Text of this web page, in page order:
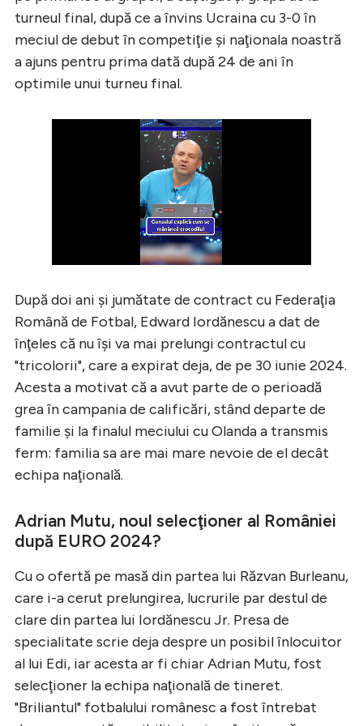
turneul final, după ce a învins Ucraina cu 3-0 în
meciul de debut în competiţie şi naţionala noastră
a ajuns pentru prima dată după 24 de ani în
optimile unui turneu final.
După doi ani şi jumătate de contract cu Federaţia
Română de Fotbal, Edward Iordănescu a dat de
înţeles că nu își va mai prelungi contractul cu
"tricolorii", care a expirat deja, de pe 30 iunie 2024.
Acesta a motivat că a avut parte de o perioadă
grea în campania de calificări, stând departe de
familie şi la finalul meciului cu Olanda a transmis
ferm: familia sa are mai mare nevoie de el decât
echipa naţională.
Adrian Mutu, noul selecţioner al României
după EURO 2024?
Cu o ofertă pe masă din partea lui Răzvan Burleanu,
care i-a cerut prelungirea, lucrurile par destul de
clare din partea lui Iordănescu Jr. Presa de
specialitate scrie deja despre un posibil înlocuitor
al lui Edi, iar acesta ar fi chiar Adrian Mutu, fost
selecţioner la echipa naţională de tineret.
"Briliantul" fotbalului românesc a fost întrebat